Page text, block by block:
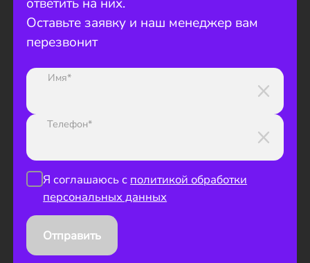
Оставьте заявку и наш менеджер вам
перезвонит
Имя*
Телефон*
Я соглашаюсь с политикой обработки
персональных данных
Отправить